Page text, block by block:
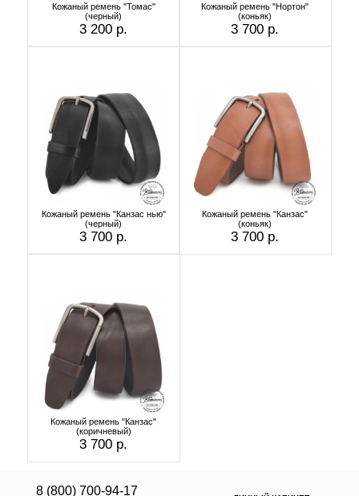
Кожаный ремень "Томас"
(черный)
3 200 р.
Кожаный ремень "Нортон"
(коньяк)
3 700 р.
Кожаный ремень "Канзас нью"
(черный)
3 700 р.
Кожаный ремень "Канзас"
(коньяк)
3 700 р.
Кожаный ремень "Канзас"
(коричневый)
3 700 р.
8 (800) 700-94-17